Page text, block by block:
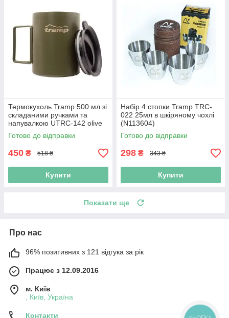
Термокухоль Tramp 500 мл зі
складаними ручками та
напувалкою UTRC-142 olive
(Niz16019)
Готово до відправки
450 ₴ 518 ₴
Купити
Набір 4 стопки Tramp TRC-
022 25мл в шкіряному чохлі
(N113604)
Готово до відправки
298 ₴ 343 ₴
Купити
Показати ще
Про нас
96% позитивних з 121 відгука за рік
Працює з 12.09.2016
м. Київ
, Київ, Україна
Контакти